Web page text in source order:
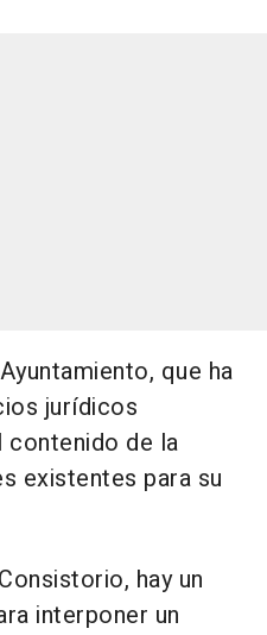
que ha
jurídicos
contenido de la
existentes para su
hay un
interponer un